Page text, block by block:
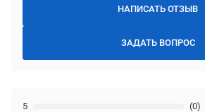
НАПИСАТЬ ОТЗЫВ
ЗАДАТЬ ВОПРОС
5 (0)